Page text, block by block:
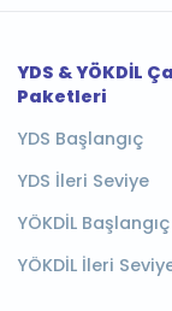
YDS & YÖKDİL
Paketleri
YDS Başlangıç
YDS İleri Seviye
YÖKDİL Başlangıç
YÖKDİL İleri